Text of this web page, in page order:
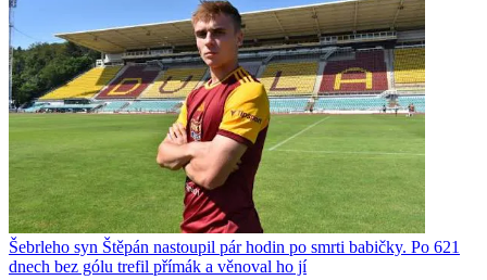
Šebrleho syn Štěpán nastoupil pár hodin po smrti babičky. Po 621
dnech bez gólu trefil přímák a věnoval ho jí